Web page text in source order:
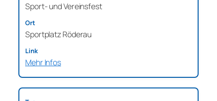
Sport- und Vereinsfest
Sportplatz Röderau
Mehr Infos